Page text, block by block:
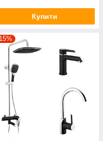
Купити